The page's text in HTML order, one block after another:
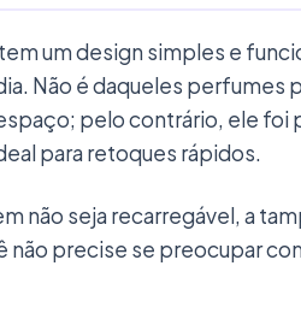
um design simples e
Não é daqueles perfumes
pelo contrário, ele foi
para retoques rápidos.
não seja recarregável, a
não precise se preocupar